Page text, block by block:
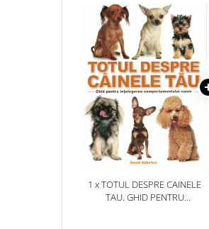
1 x TOTUL DESPRE CAINELE
TAU. GHID PENTRU